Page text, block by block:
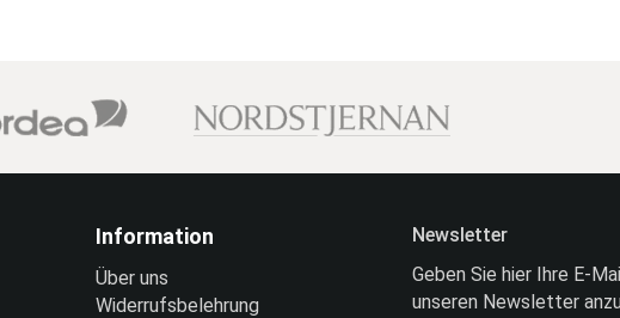
Information
Über uns
Widerrufsbelehrung
Newsletter
Geben Sie hier Ihre E-
unseren Newsletter